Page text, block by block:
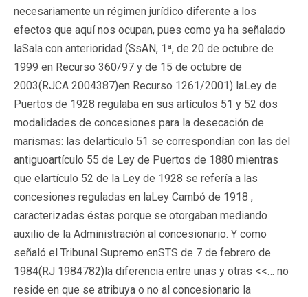
necesariamente un régimen jurídico diferente a los
efectos que aquí nos ocupan, pues como ya ha señalado
laSala con anterioridad (SsAN, 1ª, de 20 de octubre de
1999 en Recurso 360/97 y de 15 de octubre de
2003(RJCA 2004387)en Recurso 1261/2001) laLey de
Puertos de 1928 regulaba en sus artículos 51 y 52 dos
modalidades de concesiones para la desecación de
marismas: las delartículo 51 se correspondían con las del
antiguoartículo 55 de Ley de Puertos de 1880 mientras
que elartículo 52 de la Ley de 1928 se refería a las
concesiones reguladas en laLey Cambó de 1918 ,
caracterizadas éstas porque se otorgaban mediando
auxilio de la Administración al concesionario. Y como
señaló el Tribunal Supremo enSTS de 7 de febrero de
1984(RJ 1984782)la diferencia entre unas y otras <<… no
reside en que se atribuya o no al concesionario la